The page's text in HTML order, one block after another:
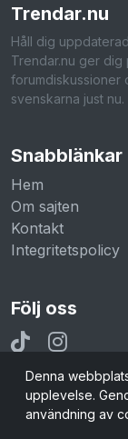
Trendar.nu
Håll dig
Trendar.nu ger dig
forumdiskussioner
svenskarna just nu.
Snabblänkar
Hem
Om sajten
Kontakt
Integritetspolicy
Följ oss
© 2026
Denna
upplevelse.
användning av